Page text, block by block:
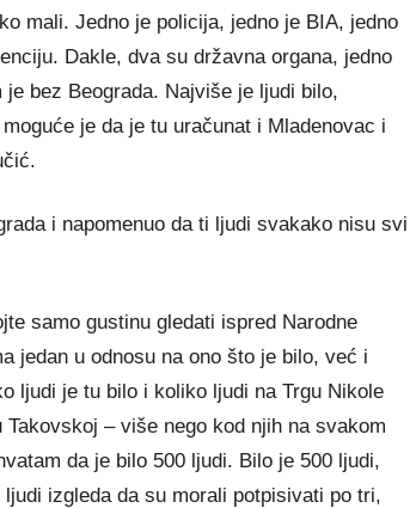
mali. Jedno je policija, jedno je BIA, jedno
Dakle, dva su državna organa, jedno
bez Beograda. Najviše je ljudi bilo,
je da je tu uračunat i Mladenovac i
i napomenuo da ti ljudi svakako nisu svi
samo gustinu gledati ispred Narodne
jedan u odnosu na ono što je bilo, već i
ljudi je tu bilo i koliko ljudi na Trgu Nikole
– više nego kod njih na svakom
da je bilo 500 ljudi. Bilo je 500 ljudi,
izgleda da su morali potpisivati po tri,